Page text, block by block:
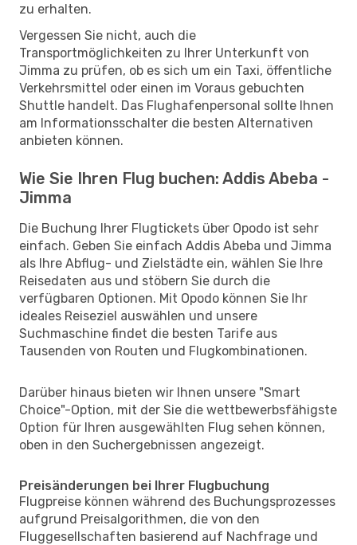
zu erhalten.
Vergessen Sie nicht, auch die
Transportmöglichkeiten zu Ihrer Unterkunft von
Jimma zu prüfen, ob es sich um ein Taxi, öffentliche
Verkehrsmittel oder einen im Voraus gebuchten
Shuttle handelt. Das Flughafenpersonal sollte Ihnen
am Informationsschalter die besten Alternativen
anbieten können.
Wie Sie Ihren Flug buchen: Addis Abeba -
Jimma
Die Buchung Ihrer Flugtickets über Opodo ist sehr
einfach. Geben Sie einfach Addis Abeba und Jimma
als Ihre Abflug- und Zielstädte ein, wählen Sie Ihre
Reisedaten aus und stöbern Sie durch die
verfügbaren Optionen. Mit Opodo können Sie Ihr
ideales Reiseziel auswählen und unsere
Suchmaschine findet die besten Tarife aus
Tausenden von Routen und Flugkombinationen.
Darüber hinaus bieten wir Ihnen unsere "Smart
Choice"-Option, mit der Sie die wettbewerbsfähigste
Option für Ihren ausgewählten Flug sehen können,
oben in den Suchergebnissen angezeigt.
Preisänderungen bei Ihrer Flugbuchung
Flugpreise können während des Buchungsprozesses
aufgrund Preisalgorithmen, die von den
Fluggesellschaften basierend auf Nachfrage und